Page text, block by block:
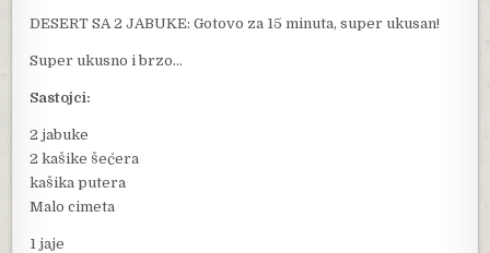
DESERT SA 2 JABUKE: Gotovo za 15 minuta, super ukusan!
Super ukusno i brzo…
Sastojci:
2 jabuke
2 kašike šećera
kašika putera
Malo cimeta
1 jaje